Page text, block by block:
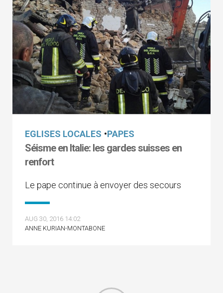
EGLISES LOCALES •PAPES
Séisme en Italie: les gardes suisses en
renfort
Le pape continue à envoyer des secours
AUG 30, 2016 14:02
ANNE KURIAN-MONTABONE